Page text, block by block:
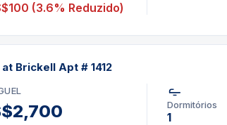
(3.6% Reduzido)
Brickell Apt # 1412
Dormitórios
1